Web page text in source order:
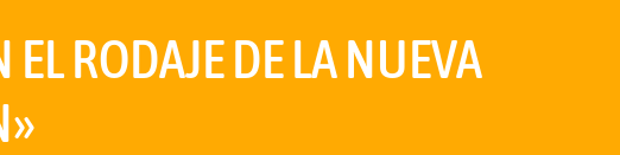
RODAJE DE LA NUEVA